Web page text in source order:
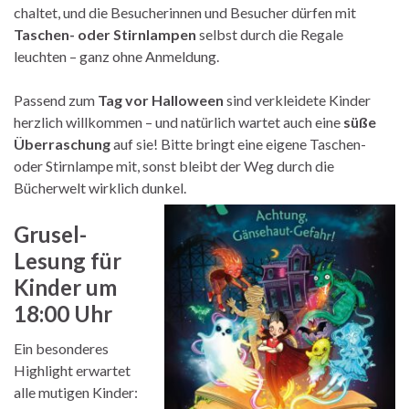
chaltet, und die Besucherinnen und Besucher dürfen mit
Taschen- oder Stirnlampen selbst durch die Regale
leuchten – ganz ohne Anmeldung.
Passend zum Tag vor Halloween sind verkleidete Kinder
herzlich willkommen – und natürlich wartet auch eine süße
Überraschungauf sie! Bitte bringt eine eigene Taschen-
oder Stirnlampe mit, sonst bleibt der Weg durch die
Bücherwelt wirklich dunkel.
Grusel-
Lesung für
Kinder um
18:00 Uhr
Ein besonderes
Highlight erwartet
alle mutigen Kinder: